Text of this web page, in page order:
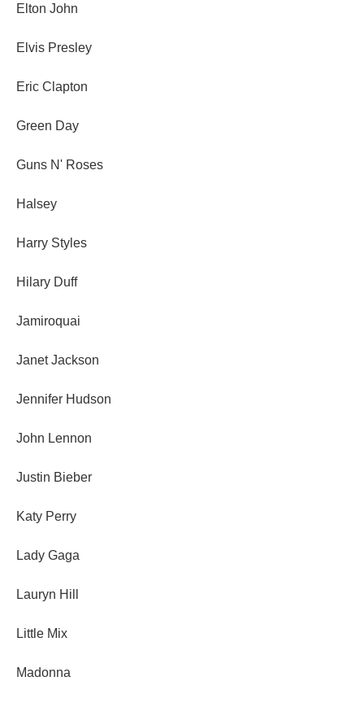
Elton John
Elvis Presley
Eric Clapton
Green Day
Guns N' Roses
Halsey
Harry Styles
Hilary Duff
Jamiroquai
Janet Jackson
Jennifer Hudson
John Lennon
Justin Bieber
Katy Perry
Lady Gaga
Lauryn Hill
Little Mix
Madonna